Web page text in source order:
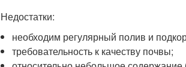
Недостатки:
необходим регулярный полив и
требовательность к качеству почвы;